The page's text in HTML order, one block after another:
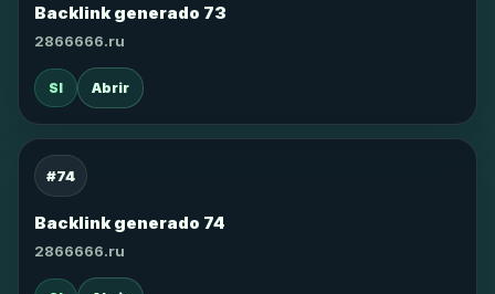
Backlink generado 73
2866666.ru
SI Abrir
#74
Backlink generado 74
2866666.ru